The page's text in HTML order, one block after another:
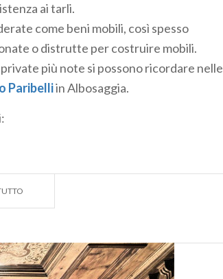
ai tarli.
come beni mobili, così spesso
o distrutte per costruire mobili.
più note si possono ricordare nelle
Paribelliin Albosaggia.
)